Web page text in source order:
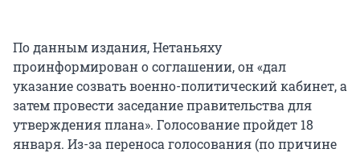
По данным издания, Нетаньяху
проинформирован о соглашении, он «дал
указание созвать военно-политический кабинет, а
затем провести заседание правительства для
утверждения плана». Голосование пройдет 18
января. Из-за переноса голосования (по причине